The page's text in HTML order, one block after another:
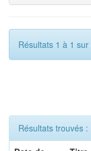
Résultats 1 à 1
Résultats trouvés